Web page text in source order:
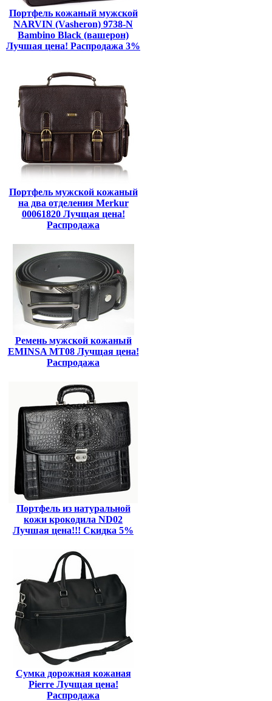
Портфель кожаный мужской
NARVIN (Vasheron) 9738-N
Bambino Black (вашерон)
Лучшая цена! Распродажа 3%
Портфель мужской кожаный
на два отделения Merkur
00061820 Лучщая цена!
Распродажа
Ремень мужской кожаный
EMINSA MT08 Лучщая цена!
Распродажа
Портфель из натуральной
кожи крокодила ND02
Лучшая цена!!! Скидка 5%
Сумка дорожная кожаная
Pierre Лучщая цена!
Распродажа